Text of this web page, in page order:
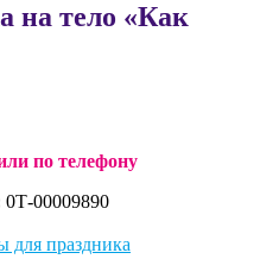
на тело «Как
по телефону
0Т-00009890
для праздника